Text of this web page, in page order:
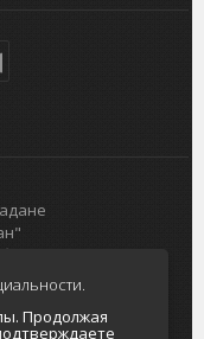
портал
Продолжая